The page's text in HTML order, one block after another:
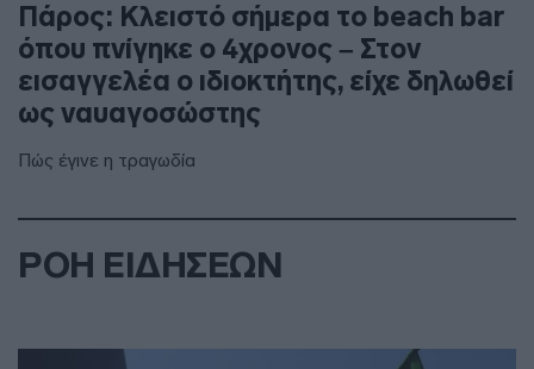
Πάρος: Κλειστό σήμερα το beach bar
όπου πνίγηκε ο 4χρονος – Στον
εισαγγελέα ο ιδιοκτήτης, είχε δηλωθεί
ως ναυαγοσώστης
Πώς έγινε η τραγωδία
ΡΟΗ ΕΙΔΗΣΕΩΝ